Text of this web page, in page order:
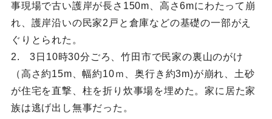
事現場で古い護岸が長さ150m、高さ6mにわたって崩
れ、護岸沿いの民家2戸と倉庫などの基礎の一部がえ
ぐりとられた。
2. 3日10時30分ごろ、竹田市で民家の裏山のがけ
（高さ約15m、幅約10ｍ、奥行き約3m)が崩れ、土砂
が住宅を直撃、柱を折り炊事場を埋めた。家に居た家
族は逃げ出し無事だった。